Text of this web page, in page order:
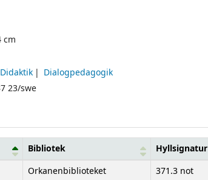
cm
Didaktik
Dialogpedagogik
23/swe
Bibliotek Hyllsignatur
Orkanenbiblioteket 371.3 not